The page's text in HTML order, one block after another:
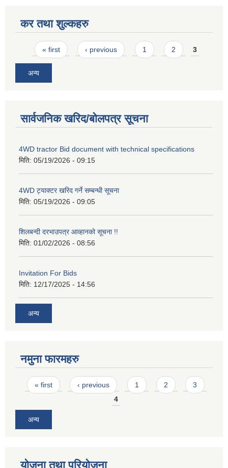
कर तथा शुल्कहरु
Pages
« first ‹ previous 1 2 3
अन्य
सार्वजनिक खरिद/बोलपत्र सूचना
4WD tractor Bid document with technical specifications
मिति: 05/19/2026 - 09:15
4WD ट्याक्टर खरिद गर्ने सम्बन्धी सूचना
मिति: 05/19/2026 - 09:05
शिलबन्दी दरभाउपत्र आव्हानको सूचना !!
मिति: 01/02/2026 - 08:56
Invitation For Bids
मिति: 12/17/2025 - 14:56
अन्य
नमुना फारमहरु
Pages
« first ‹ previous 1 2
3
4
अन्य
योजना तथा परियोजना